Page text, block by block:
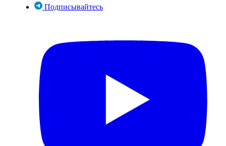
Подписывайтесь